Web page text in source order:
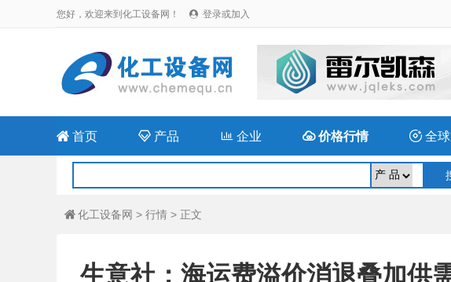
您好，欢迎来到化工设备网！  登录或加入
 首页  产品 企业 价格行情  全
 化工设备网 > 行情 > 正文
生意社：海运费溢价消退叠加供